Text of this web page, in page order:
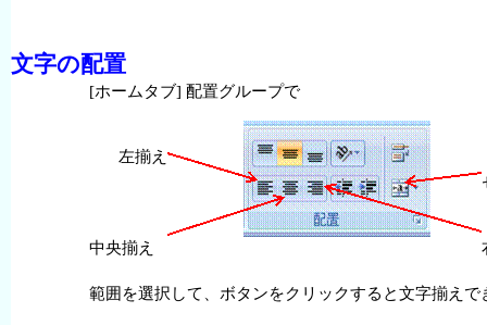
文字の配置
[ホームタブ] 配置グループで
左揃え
中央揃え
範囲 を選択 して、ボタンをクリックすると文字揃えで